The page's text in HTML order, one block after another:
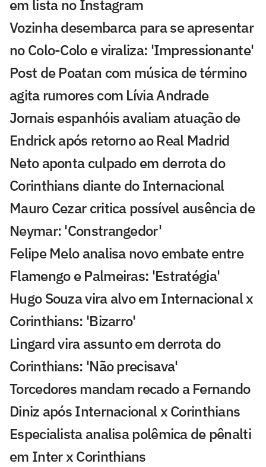
em lista no Instagram
Vozinha desembarca para se apresentar
no Colo-Colo e viraliza: 'Impressionante'
Post de Poatan com música de término
agita rumores com Lívia Andrade
Jornais espanhóis avaliam atuação de
Endrick após retorno ao Real Madrid
Neto aponta culpado em derrota do
Corinthians diante do Internacional
Mauro Cezar critica possível ausência de
Neymar: 'Constrangedor'
Felipe Melo analisa novo embate entre
Flamengo e Palmeiras: 'Estratégia'
Hugo Souza vira alvo em Internacional x
Corinthians: 'Bizarro'
Lingard vira assunto em derrota do
Corinthians: 'Não precisava'
Torcedores mandam recado a Fernando
Diniz após Internacional x Corinthians
Especialista analisa polêmica de pênalti
em Inter x Corinthians